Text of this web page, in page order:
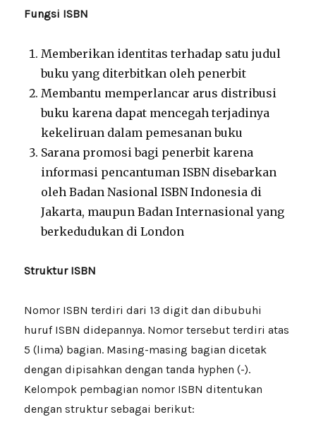
Fungsi ISBN
Memberikan identitas terhadap satu judul
buku yang diterbitkan oleh penerbit
Membantu memperlancar arus distribusi
buku karena dapat mencegah terjadinya
kekeliruan dalam pemesanan buku
Sarana promosi bagi penerbit karena
informasi pencantuman ISBN disebarkan
oleh Badan Nasional ISBN Indonesia di
Jakarta, maupun Badan Internasional yang
berkedudukan di London
Struktur ISBN
Nomor ISBN terdiri dari 13 digit dan dibubuhi
huruf ISBN didepannya. Nomor tersebut terdiri atas
5 (lima) bagian. Masing-masing bagian dicetak
dengan dipisahkan dengan tanda hyphen (-).
Kelompok pembagian nomor ISBN ditentukan
dengan struktur sebagai berikut: